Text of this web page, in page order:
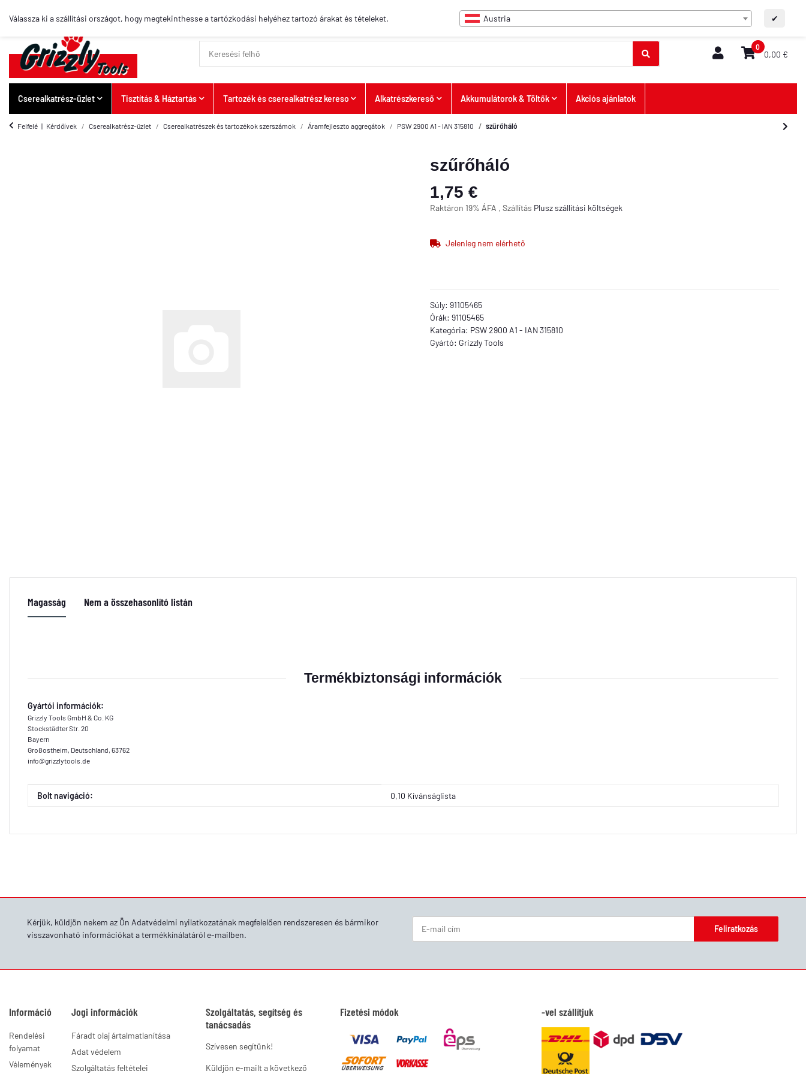
Válassza ki a szállítási országot, hogy megtekinthesse a tartózkodási helyéhez tartozó árakat és tételeket. Austria ✔
HU GYIK/Kapcsolat
0
0,00 €
Cserealkatrész-üzlet Tisztítás & Háztartás Tartozék és cserealkatrész kereso Alkatrészkereső Akkumulátorok & Töltők Akciós ajánlatok
Felfelé Kérdőívek Cserealkatrész-üzlet Cserealkatrészek és tartozékok szerszámok Áramfejleszto aggregátok PSW 2900 A1 - IAN 315810 szűrőháló
szűrőháló
1,75 €
Raktáron 19% ÁFA , Szállítás Pluszszállítási költségek
Jelenleg nem elérhető
Súly: 91105465
Órák: 91105465
Kategória: PSW 2900 A1 - IAN 315810
Gyártó: Grizzly Tools
Magasság Nem a összehasonlító listán
Termékbiztonsági információk
Gyártói információk:
Grizzly Tools GmbH & Co. KG
Stockstädter Str. 20
Bayern
Großostheim, Deutschland, 63762
info@grizzlytools.de
Érték
Gyártó
Bolt navigáció: 0,10 Kívánságlista
Kérjük, küldjön nekem az Ön Adatvédelmi nyilatkozatának megfelelően rendszeresen és bármikor
visszavonható információkat a termékkínálatáról e-mailben.
Feliratkozás
Információ
Rendelési
folyamat
Vélemények
Jogi információk
Fáradt olaj ártalmatlanítása
Adat védelem
Szolgáltatás feltételei
Szolgáltatás, segítség és
tanácsadás
Szívesen segítünk!
Küldjön e-mailt a következő
Fizetési módok -vel szállítjuk